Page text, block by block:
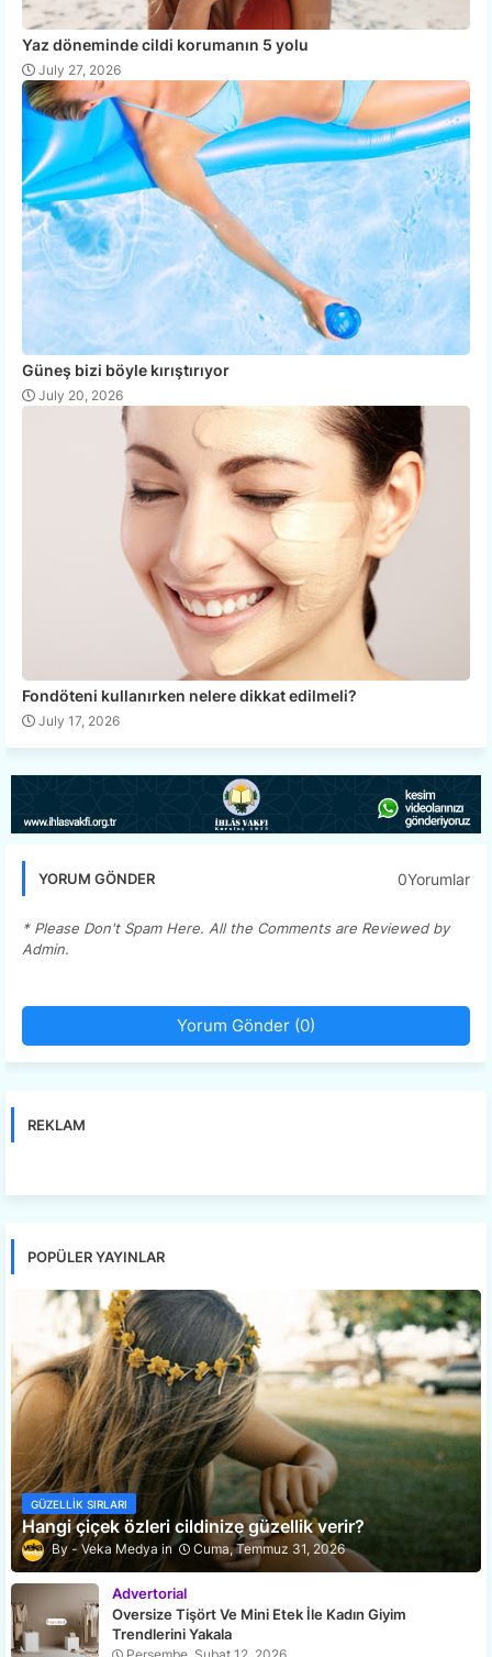
Yaz döneminde cildi korumanın 5 yolu
July 27, 2026
Güneş bizi böyle kırıştırıyor
July 20, 2026
Fondöteni kullanırken nelere dikkat edilmeli?
July 17, 2026
YORUM GÖNDER 0Yorumlar
* Please Don't Spam Here. All the Comments are Reviewed by
Admin.
Yorum Gönder (0)
REKLAM
POPÜLER YAYINLAR
GÜZELLIK SIRLARI
Hangi çiçek özleri cildinize güzellik verir?
Veka Medya Cuma, Temmuz 31, 2026
Advertorial
Oversize Tişört Ve Mini Etek İle Kadın Giyim
Trendlerini Yakala